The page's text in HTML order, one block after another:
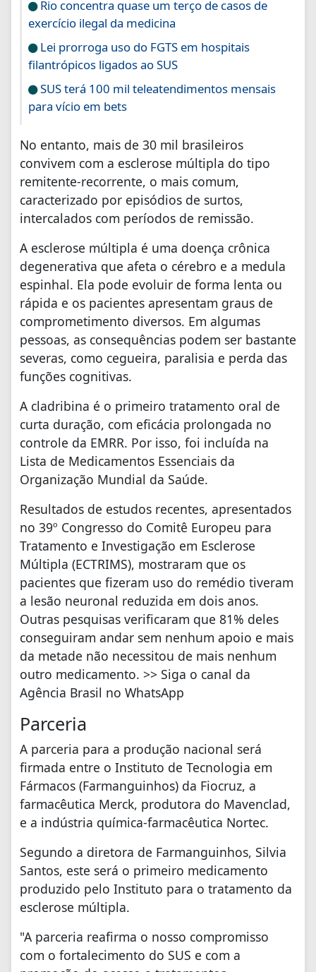
Rio concentra quase um terço de casos de
exercício ilegal da medicina
Lei prorroga uso do FGTS em hospitais
filantrópicos ligados ao SUS
SUS terá 100 mil teleatendimentos mensais
para vício em bets
No entanto, mais de 30 mil brasileiros
convivem com a esclerose múltipla do tipo
remitente-recorrente, o mais comum,
caracterizado por episódios de surtos,
intercalados com períodos de remissão.
A esclerose múltipla é uma doença crônica
degenerativa que afeta o cérebro e a medula
espinhal. Ela pode evoluir de forma lenta ou
rápida e os pacientes apresentam graus de
comprometimento diversos. Em algumas
pessoas, as consequências podem ser bastante
severas, como cegueira, paralisia e perda das
funções cognitivas.
A cladribina é o primeiro tratamento oral de
curta duração, com eficácia prolongada no
controle da EMRR. Por isso, foi incluída na
Lista de Medicamentos Essenciais da
Organização Mundial da Saúde.
Resultados de estudos recentes, apresentados
no 39º Congresso do Comitê Europeu para
Tratamento e Investigação em Esclerose
Múltipla (ECTRIMS), mostraram que os
pacientes que fizeram uso do remédio tiveram
a lesão neuronal reduzida em dois anos.
Outras pesquisas verificaram que 81% deles
conseguiram andar sem nenhum apoio e mais
da metade não necessitou de mais nenhum
outro medicamento. >> Siga o canal da
Agência Brasil no WhatsApp
Parceria
A parceria para a produção nacional será
firmada entre o Instituto de Tecnologia em
Fármacos (Farmanguinhos) da Fiocruz, a
farmacêutica Merck, produtora do Mavenclad,
e a indústria química-farmacêutica Nortec.
Segundo a diretora de Farmanguinhos, Silvia
Santos, este será o primeiro medicamento
produzido pelo Instituto para o tratamento da
esclerose múltipla.
"A parceria reafirma o nosso compromisso
com o fortalecimento do SUS e com a